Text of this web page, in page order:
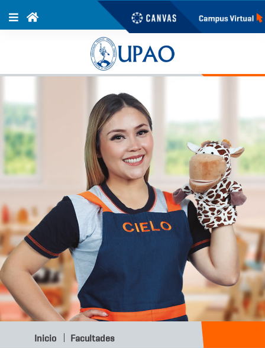
Inicio Facultades